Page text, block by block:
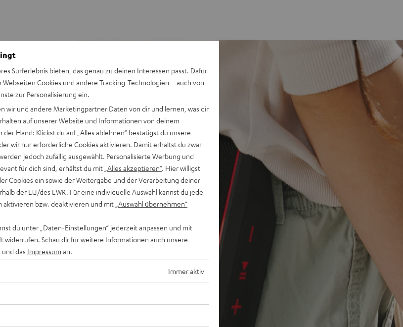
spontanen
Und auf den
und
deine
des
Ladekabel
Stereosound;
rechts) auf
kabellos bis
mit Geräte-
(z.B.
Surferlebnis bieten, das genau zu deinen Interessen passt. Dafür
Webseiten Cookies und andere Tracking-Technologien – auch von
zur Personalisierung ein.
wir und andere Marketingpartner Daten von dir und lernen, was dir
auf unserer Website und Informationen von deinem
der Hand: Klickst du auf „Alles ablehnen“ bestätigst du unsere
wir nur erforderliche Cookies aktivieren. Damit erhältst du zwar
jedoch zufällig ausgewählt. Personalisierte Werbung und
für dich sind, erhältst du mit „Alles akzeptieren“. Hier willigst
Cookies ein sowie der Weitergabe und der Verarbeitung deiner
der EU/des EWR. Für eine individuelle Auswahl kannst du jede
aktivieren bzw. deaktivieren und mit „Auswahl übernehmen“
du unter „Daten-Einstellungen“ jederzeit anpassen und mit
widerrufen. Schau dir für weitere Informationen auch unsere
und das Impressum an.
Immer aktiv